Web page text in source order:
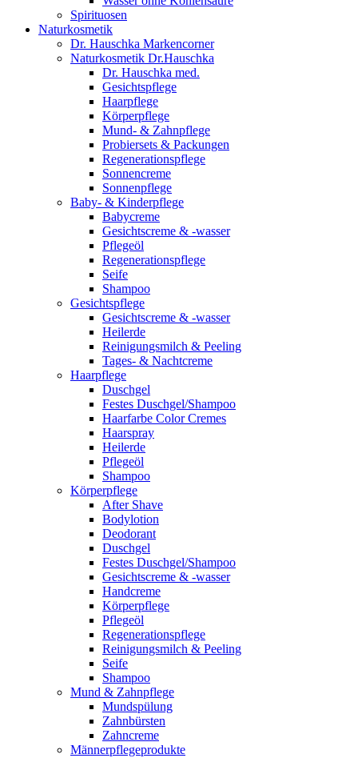
Spirituosen
Naturkosmetik
Dr. Hauschka Markencorner
Naturkosmetik Dr.Hauschka
Dr. Hauschka med.
Gesichtspflege
Haarpflege
Körperpflege
Mund- & Zahnpflege
Probiersets & Packungen
Regenerationspflege
Sonnencreme
Sonnenpflege
Baby- & Kinderpflege
Babycreme
Gesichtscreme & -wasser
Pflegeöl
Regenerationspflege
Seife
Shampoo
Gesichtspflege
Gesichtscreme & -wasser
Heilerde
Reinigungsmilch & Peeling
Tages- & Nachtcreme
Haarpflege
Duschgel
Festes Duschgel/Shampoo
Haarfarbe Color Cremes
Haarspray
Heilerde
Pflegeöl
Shampoo
Körperpflege
After Shave
Bodylotion
Deodorant
Duschgel
Festes Duschgel/Shampoo
Gesichtscreme & -wasser
Handcreme
Körperpflege
Pflegeöl
Regenerationspflege
Reinigungsmilch & Peeling
Seife
Shampoo
Mund & Zahnpflege
Mundspülung
Zahnbürsten
Zahncreme
Männerpflegeprodukte